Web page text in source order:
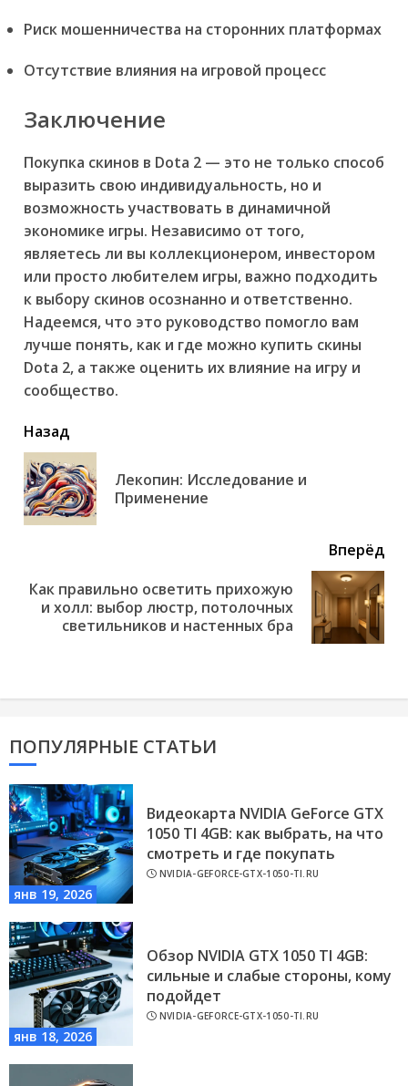
Риск мошенничества на сторонних платформах
Отсутствие влияния на игровой процесс
Заключение
Покупка скинов в Dota 2 — это не только способ
выразить свою индивидуальность, но и
возможность участвовать в динамичной
экономике игры. Независимо от того,
являетесь ли вы коллекционером, инвестором
или просто любителем игры, важно подходить
к выбору скинов осознанно и ответственно.
Надеемся, что это руководство помогло вам
лучше понять, как и где можно купить скины
Dota 2, а также оценить их влияние на игру и
сообщество.
читать
еще
Назад
Лекопин: Исследование и
Применение
Вперёд
Next
Как правильно осветить прихожую
и холл: выбор люстр, потолочных
светильников и настенных бра
ПОПУЛЯРНЫЕ СТАТЬИ
янв 19, 2026
Видеокарта NVIDIA GeForce GTX
1050 TI 4GB: как выбрать, на что
смотреть и где покупать
NVIDIA-GEFORCE-GTX-1050-TI.RU
янв 18, 2026
Обзор NVIDIA GTX 1050 TI 4GB:
сильные и слабые стороны, кому
подойдет
NVIDIA-GEFORCE-GTX-1050-TI.RU